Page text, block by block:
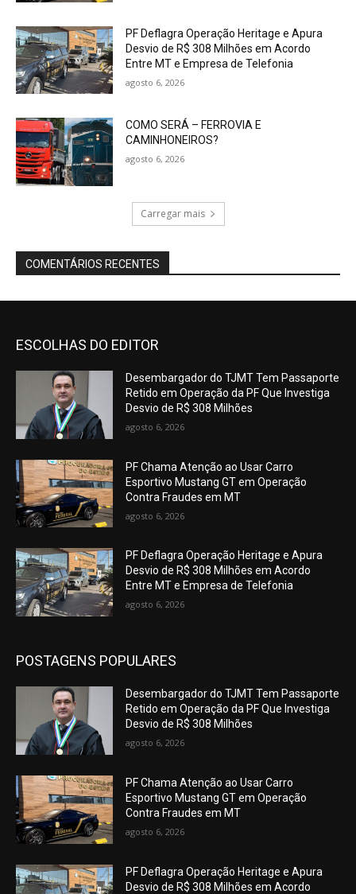
PF Deflagra Operação Heritage e Apura
Desvio de R$ 308 Milhões em Acordo
Entre MT e Empresa de Telefonia
agosto 6, 2026
COMO SERÁ – FERROVIA E
CAMINHONEIROS?
agosto 6, 2026
Carregar mais
COMENTÁRIOS RECENTES
ESCOLHAS DO EDITOR
Desembargador do TJMT Tem Passaporte
Retido em Operação da PF Que Investiga
Desvio de R$ 308 Milhões
agosto 6, 2026
PF Chama Atenção ao Usar Carro
Esportivo Mustang GT em Operação
Contra Fraudes em MT
agosto 6, 2026
PF Deflagra Operação Heritage e Apura
Desvio de R$ 308 Milhões em Acordo
Entre MT e Empresa de Telefonia
agosto 6, 2026
POSTAGENS POPULARES
Desembargador do TJMT Tem Passaporte
Retido em Operação da PF Que Investiga
Desvio de R$ 308 Milhões
agosto 6, 2026
PF Chama Atenção ao Usar Carro
Esportivo Mustang GT em Operação
Contra Fraudes em MT
agosto 6, 2026
PF Deflagra Operação Heritage e Apura
Desvio de R$ 308 Milhões em Acordo